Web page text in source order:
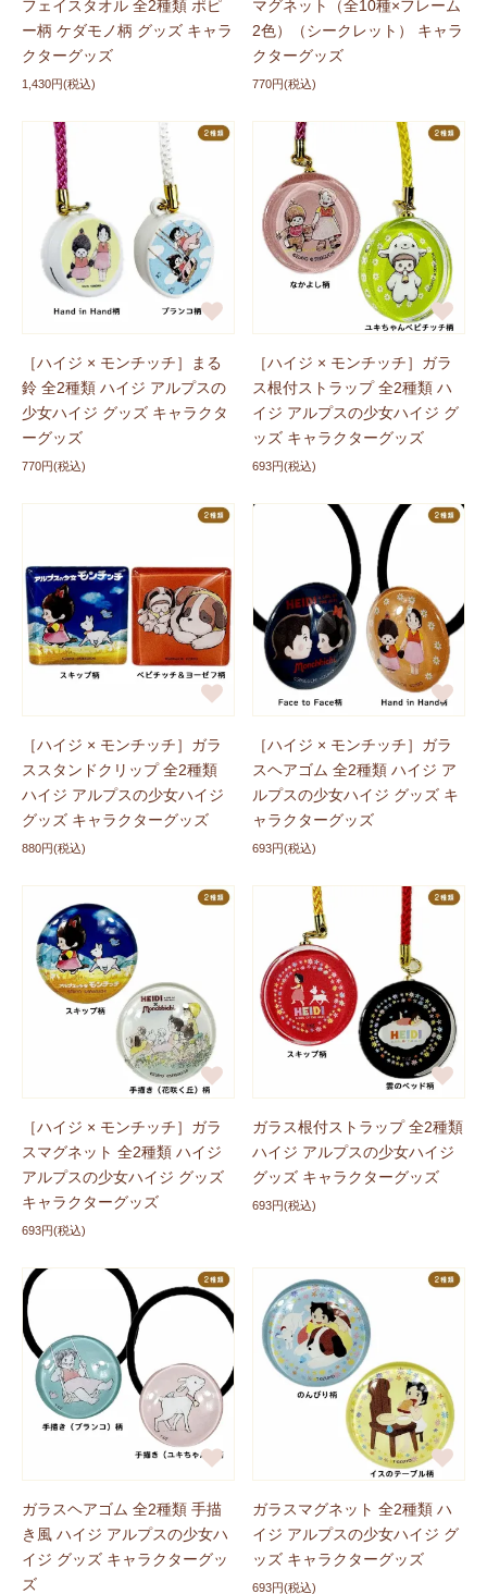
【新サービス】ギフト用ペーパーバッグ販売開始！
プレゼント用に、おしゃれなギフト用ペーパーバッグ
（Sサイズ・Mサイズ）の販売を開始いたしました。
袋詰めをお願いいたします。
プレゼントにぜひご活用ください！→こちらからチェッ
クする
2026/02/27 新商品に追加しました
ハイジグッズにTシャツ「まっててごらん柄 窓付きポー
が登場しまし
2026/02/27 新商品に追加しました
2種類」
が登場しました！ぜひチェックしてくださいね。
ハイジxモンチッチのコラボグッズにTシャツ
「おさんぽ
柄」と「ヨーゼフ柄」が登場しました！ぜひチェックし
てくださいね。
新商品に追加しました
ン」 、「アイスクリーム スプーン」が登場しました！ぜ
ひチェックしてくださいね。
2026/02/10
PayPay決済サービス終了のご案
日頃より、ご利用いただき、誠にありがとうございま
す。
このたび、当店ではお支払い方法の見直しに伴い、
2026年2月27日をもってPayPay決済サービスを終了さ
せていただくこととなりました。
急なご案内となりご迷惑をおかけいたしますこと、深く
お詫び申し上げます。
■ PayPay決済終了日 2026年2月27日 午前10時
■ 今後ご利用いただけるお支払い方法
・クレジットカード決済
・Amazon Pay決済
・商品代引き（佐川急便）
お客様にとってより良いサービス提供のため、今後も努
力してまいります。
引き続きご愛顧のほどよろしくお願い申し上げます。
2026/01/16 新商品に追加しました
ハイジグッズに「ブラインド/シークレットアイテム」が
登場しました！ぜひチェックしてくださいね。
2026/01/15 新商品に追加しました
フェイスタオル 全2種類 ポピ
ー柄 ケダモノ柄 グッズ キャラ
クターグッズ
1,430円(税込)
マグネット（全10種×フレーム
2色）（シークレット） キャラ
クターグッズ
770円(税込)
［ハイジ × モンチッチ］まる
鈴 全2種類 ハイジ アルプスの
少女ハイジ グッズ キャラクタ
ーグッズ
770円(税込)
［ハイジ × モンチッチ］ガラ
ス根付ストラップ 全2種類 ハ
イジ アルプスの少女ハイジ グ
ッズ キャラクターグッズ
693円(税込)
［ハイジ × モンチッチ］ガラ
ススタンドクリップ 全2種類
ハイジ アルプスの少女ハイジ
グッズ キャラクターグッズ
880円(税込)
［ハイジ × モンチッチ］ガラ
スヘアゴム 全2種類 ハイジ ア
ルプスの少女ハイジ グッズ キ
ャラクターグッズ
693円(税込)
［ハイジ × モンチッチ］ガラ
スマグネット 全2種類 ハイジ
アルプスの少女ハイジ グッズ
キャラクターグッズ
693円(税込)
ガラス根付ストラップ 全2種類
ハイジ アルプスの少女ハイジ
グッズ キャラクターグッズ
693円(税込)
ガラスヘアゴム 全2種類 手描
き風 ハイジ アルプスの少女ハ
イジ グッズ キャラクターグッ
ズ
ガラスマグネット 全2種類 ハ
イジ アルプスの少女ハイジ グ
ッズ キャラクターグッズ
693円(税込)